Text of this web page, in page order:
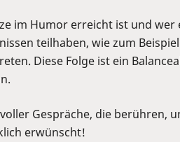
im Humor erreicht ist und
teilhaben, wie zum
Diese Folge ist ein
Gespräche, die berühren,
erwünscht!